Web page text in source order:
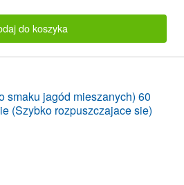
do koszyka
smaku jagód mieszanych) 60
(Szybko rozpuszczajace sie)